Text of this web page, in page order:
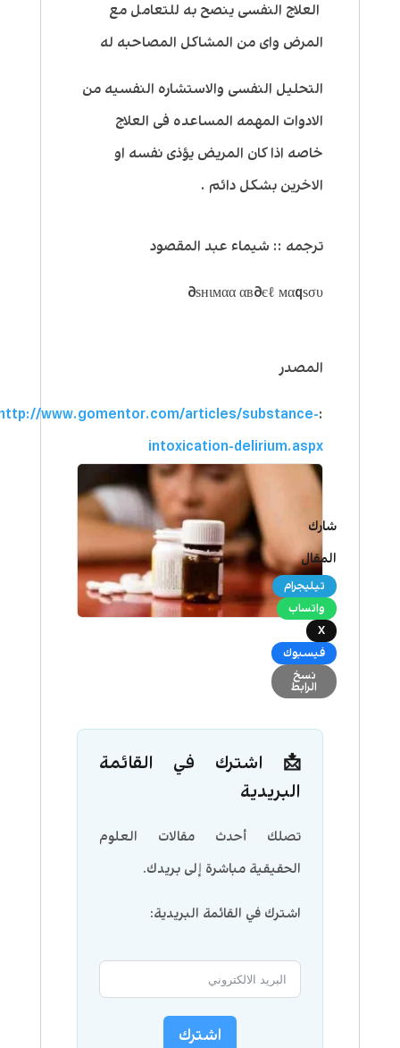
العلاج النفسى ينصح به للتعامل مع
المرض واى من المشاكل المصاحبه له
التحليل النفسى والاستشاره النفسيه من
الادوات المهمه المساعده فى العلاج
خاصه اذا كان المريض يؤذى نفسه او
الاخرين بشكل دائم .
ترجمه :: شيماء عبد المقصود
ѕнιмαα αв∂єℓ мαqѕσυ∂
المصدر
:
www.gomentor.com/articles/substance-
intoxication-delirium.aspx
شارك
المقال
تيليجرام
واتساب
X
فيسبوك
نسخ
الرابط
📩 اشترك في القائمة
البريدية
تصلك أحدث مقالات العلوم
الحقيقية مباشرة إلى بريدك.
اشترك في القائمة البريدية:
اشترك